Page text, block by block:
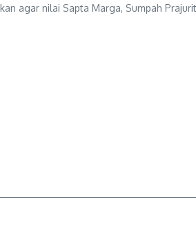
agar nilai Sapta Marga, Sumpah